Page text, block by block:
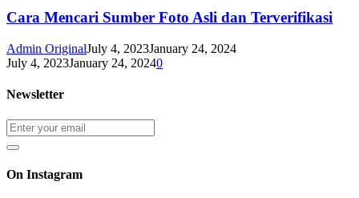
Cara Mencari Sumber Foto Asli dan Terverifikasi
Admin OriginalJuly 4, 2023January 24, 2024
July 4, 2023January 24, 20240
Newsletter
On Instagram